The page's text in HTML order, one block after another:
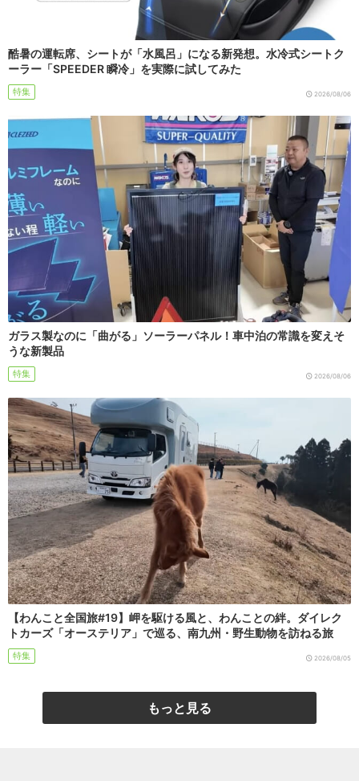
酷暑の運転席、シートが「水風呂」になる新発想。水冷式シートク
ーラー「SPEEDER 瞬冷」を実際に試してみた
特集 2026/08/06
ガラス製なのに「曲がる」ソーラーパネル！車中泊の常識を変えそ
うな新製品
特集 2026/08/06
【わんこと全国旅#19】岬を駆ける風と、わんことの絆。ダイレク
トカーズ「オーステリア」で巡る、南九州・野生動物を訪ねる旅
特集 2026/08/05
もっと見る